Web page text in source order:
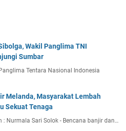
Wakil Panglima TNI
Sumbar
Tentara Nasional Indonesia
Melanda, Masyarakat Lembah
Sekuat Tenaga
: Nurmala Sari Solok - Bencana banjir dan…